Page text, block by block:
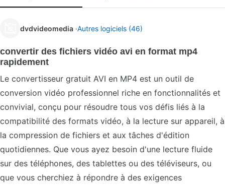
dvdvideomedia Autres logiciels (46)
convertir des fichiers vidéo avi en format mp4
rapidement
Le convertisseur gratuit AVI en MP4 est un outil de
conversion vidéo professionnel riche en fonctionnalités et
convivial, conçu pour résoudre tous vos défis liés à la
compatibilité des formats vidéo, à la lecture sur appareil, à
la compression de fichiers et aux tâches d'édition
quotidiennes. Que vous ayez besoin d'une lecture fluide
sur des téléphones, des tablettes ou des téléviseurs, ou
que vous cherchiez à répondre à des exigences